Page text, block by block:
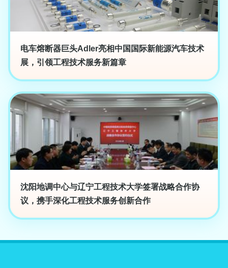
电车熔断器巨头Adler亮相中国国际新能源汽车技术
展，引领工程技术服务新篇章
沈阳地调中心与辽宁工程技术大学签署战略合作协
议，携手深化工程技术服务创新合作